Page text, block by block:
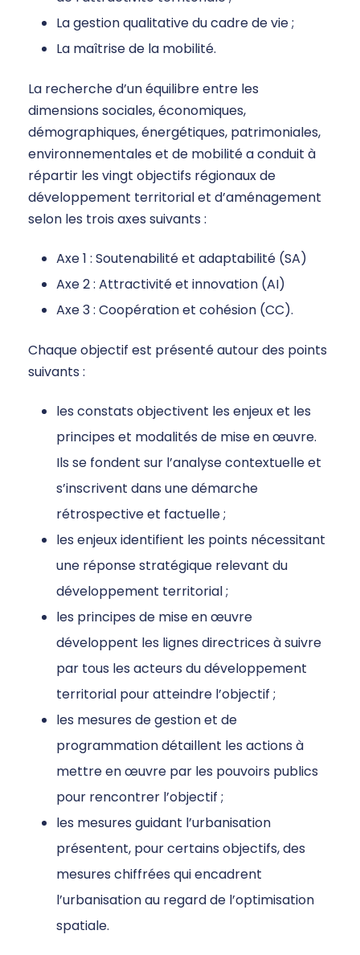
La gestion qualitative du cadre de vie ;
La maîtrise de la mobilité.
La recherche d’un équilibre entre les
dimensions sociales, économiques,
démographiques, énergétiques, patrimoniales,
environnementales et de mobilité a conduit à
répartir les vingt objectifs régionaux de
développement territorial et d’aménagement
selon les trois axes suivants :
Axe 1 : Soutenabilité et adaptabilité (SA)
Axe 2 : Attractivité et innovation (AI)
Axe 3 : Coopération et cohésion (CC).
Chaque objectif est présenté autour des points
suivants :
les constats objectivent les enjeux et les
principes et modalités de mise en œuvre.
Ils se fondent sur l’analyse contextuelle et
s’inscrivent dans une démarche
rétrospective et factuelle ;
les enjeux identifient les points nécessitant
une réponse stratégique relevant du
développement territorial ;
les principes de mise en œuvre
développent les lignes directrices à suivre
par tous les acteurs du développement
territorial pour atteindre l’objectif ;
les mesures de gestion et de
programmation détaillent les actions à
mettre en œuvre par les pouvoirs publics
pour rencontrer l’objectif ;
les mesures guidant l’urbanisation
présentent, pour certains objectifs, des
mesures chiffrées qui encadrent
l’urbanisation au regard de l’optimisation
spatiale.